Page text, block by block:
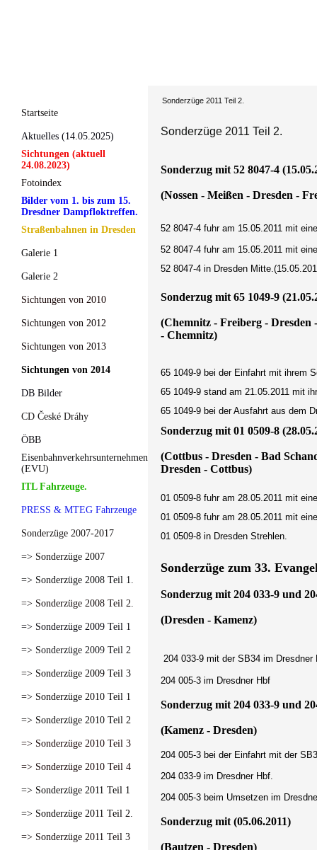
Startseite
Aktuelles (14.05.2025)
Sichtungen (aktuell
24.08.2023)
Fotoindex
Bilder vom 1. bis zum 15.
Dresdner Dampfloktreffen.
Straßenbahnen in Dresden
Galerie 1
Galerie 2
Sichtungen von 2010
Sichtungen von 2012
Sichtungen von 2013
Sichtungen von 2014
DB Bilder
CD České Dráhy
ÖBB
Eisenbahnverkehrsunternehmen
(EVU)
ITL Fahrzeuge.
PRESS & MTEG Fahrzeuge
Sonderzüge 2007-2017
=> Sonderzüge 2007
=> Sonderzüge 2008 Teil 1.
=> Sonderzüge 2008 Teil 2.
=> Sonderzüge 2009 Teil 1
=> Sonderzüge 2009 Teil 2
=> Sonderzüge 2009 Teil 3
=> Sonderzüge 2010 Teil 1
=> Sonderzüge 2010 Teil 2
=> Sonderzüge 2010 Teil 3
=> Sonderzüge 2010 Teil 4
=> Sonderzüge 2011 Teil 1
=> Sonderzüge 2011 Teil 2.
=> Sonderzüge 2011 Teil 3
Sonderzüge 2011 Teil 2.
Sonderzüge 2011 Teil 2.
Sonderzug mit 52 8047-4
(Nossen - Meißen - Dresden -
52 8047-4 fuhr am 15.05.2011 mit
52 8047-4 fuhr am 15.05.2011 mit
52 8047-4 in Dresden
Sonderzug mit 65 1049-9
(Chemnitz - Freiberg - Dresden
- Chemnitz)
65 1049-9 bei der Einfahrt mit ihrem
65 1049-9 stand am 21.05.2011 mit
65 1049-9 bei der Ausfahrt aus dem
Sonderzug mit 01 0509-8
(Cottbus - Dresden - Bad
Dresden - Cottbus)
01 0509-8 fuhr am 28.05.2011 mit
01 0509-8 fuhr am 28.05.2011 mit
01 0509-8 in Dresden Strehlen.
Sonderzüge zum 33.
Sonderzug mit 204 033-9 und
(Dresden - Kamenz)
204 033-9 mit der SB34 im Dresdner
204 005-3 im Dresdner Hbf
Sonderzug mit 204 033-9 und
(Kamenz - Dresden)
204 005-3 bei der Einfahrt mit der
204 033-9 im Dresdner Hbf.
204 005-3 beim Umsetzen im
Sonderzug mit (05.06.2011)
(Bautzen - Dresden)